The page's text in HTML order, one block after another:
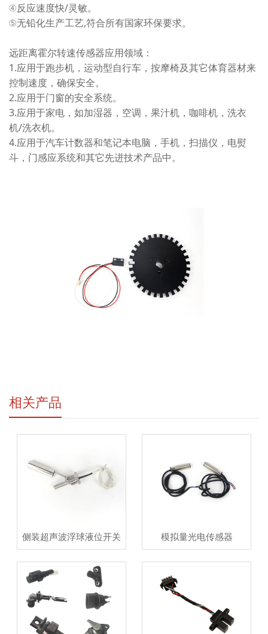
④反应速度快/灵敏。
⑤无铅化生产工艺,符合所有国家环保要求。
远距离霍尔转速传感器应用领域：
1.应用于跑步机，运动型自行车，按摩椅及其它体育器材来
控制速度，确保安全。
2.应用于门窗的安全系统。
3.应用于家电，如加湿器，空调，果汁机，咖啡机，洗衣
机/洗衣机。
4.应用于汽车计数器和笔记本电脑，手机，扫描仪，电熨
斗，门感应系统和其它先进技术产品中。
相关产品
侧装超声波浮球液位开关 模拟量光电传感器